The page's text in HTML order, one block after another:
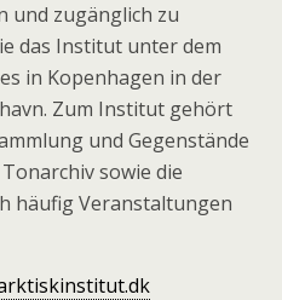
und zugänglich zu
das Institut unter dem
in Kopenhagen in der
Zum Institut gehört
und Gegenstände
sowie die
häufig Veranstaltungen